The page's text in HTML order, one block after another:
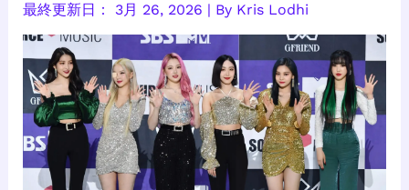
3月 26, 2026 | By Kris Lodhi